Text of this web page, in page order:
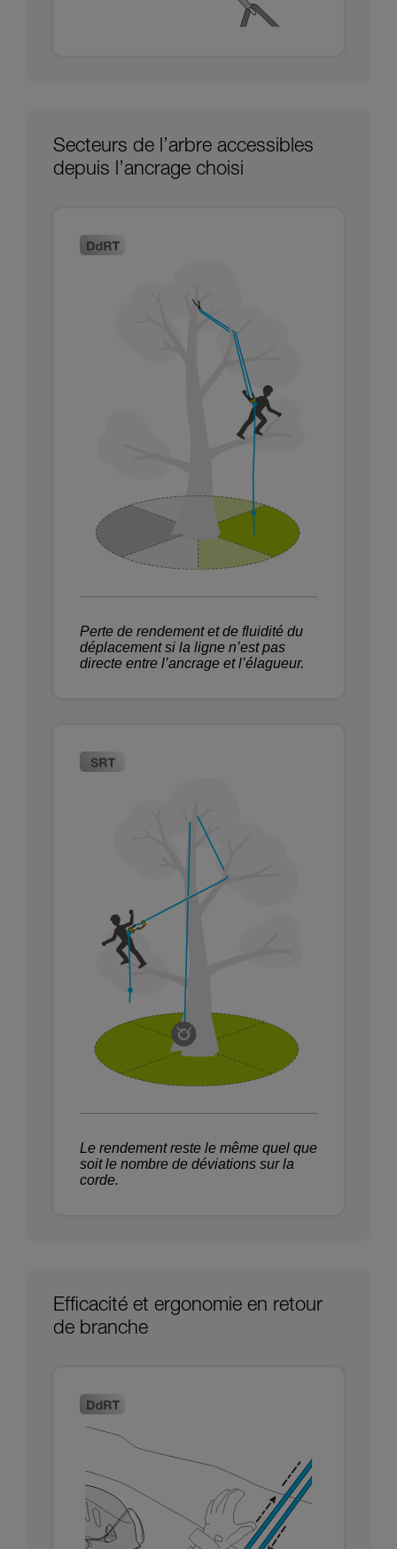
Secteurs de l’arbre accessibles
depuis l’ancrage choisi
Perte de rendement et de fluidité du
déplacement si la ligne n’est pas
directe entre l’ancrage et l’élagueur.
Le rendement reste le même quel que
soit le nombre de déviations sur la
corde.
Efficacité et ergonomie en retour
de branche